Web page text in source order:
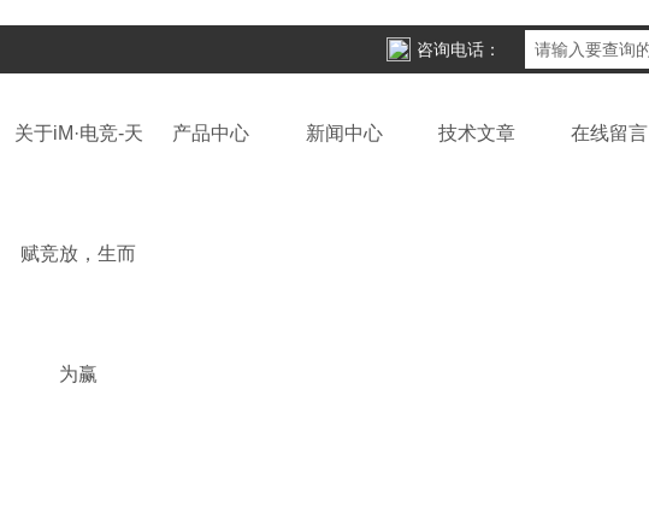
咨询电话：
关于iM·电竞-天
赋竞放，生而
为赢
产品中心 新闻中心 技术文章 在线留言